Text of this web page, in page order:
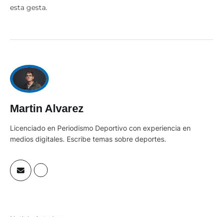
esta gesta.
Martin Alvarez
Licenciado en Periodismo Deportivo con experiencia en
medios digitales. Escribe temas sobre deportes.